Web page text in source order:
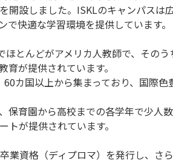
開設しました。ISKLのキャンパスは
で快適な学習環境を提供しています。
ほとんどがアメリカ人教師で、その
育が提供されています。
カ国以上から集まっており、国際色
保育園から高校までの各学年で少人
トが提供されています。
業資格（ディプロマ）を発行し、さ